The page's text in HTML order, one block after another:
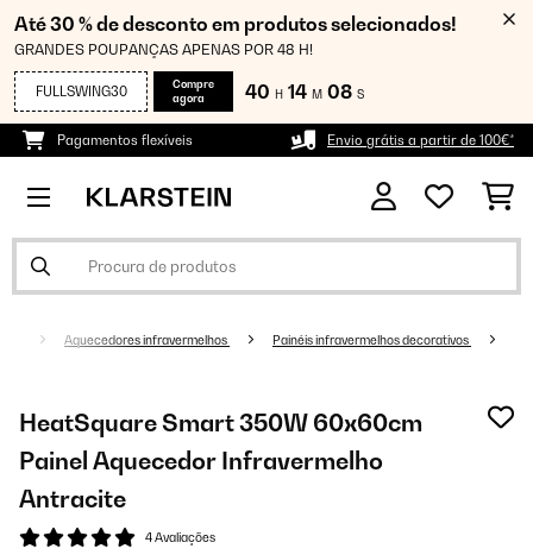
Até 30 % de desconto em produtos selecionados!
GRANDES POUPANÇAS APENAS POR 48 H!
FULLSWING30
Compre
agora
40 H 14 M 07 S
Pagamentos flexíveis Envio grátis a partir de 100€*
Aquecedores infravermelhos Painéis infravermelhos decorativos
HeatSquare Smart 350W 60x60cm
Painel Aquecedor Infravermelho
Antracite
4 Avaliações